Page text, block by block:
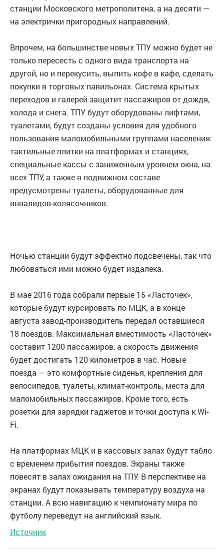
станции Московского метрополитена, а на десяти —
на электрички пригородных направлений.
Впрочем, на большинстве новых ТПУ можно будет не
только пересесть с одного вида транспорта на
другой, но и перекусить, выпить кофе в кафе, сделать
покупки в торговых павильонах. Система крытых
переходов и галерей защитит пассажиров от дождя,
холода и снега. ТПУ будут оборудованы лифтами,
туалетами, будут созданы условия для удобного
пользования маломобильными группами населения:
тактильные плитки на платформах и станциях,
специальные кассы с заниженным уровнем окна, на
всех ТПУ, а также в подвижном составе
предусмотрены туалеты, оборудованные для
инвалидов-колясочников.
Ночью станции будут эффектно подсвечены, так что
любоваться ими можно будет издалека.
В мае 2016 года собрали первые 15 «Ласточек»,
которые будут курсировать по МЦК, а в конце
августа завод-производитель передал оставшиеся
18 поездов. Максимальная вместимость «Ласточек»
составит 1200 пассажиров, а скорость движения
будет достигать 120 километров в час. Новые
поезда — это комфортные сиденья, крепления для
велосипедов, туалеты, климат-контроль, места для
маломобильных пассажиров. Кроме того, есть
розетки для зарядки гаджетов и точки доступа к Wi-
Fi.
На платформах МЦК и в кассовых залах будут табло
с временем прибытия поездов. Экраны также
повесят в залах ожидания на ТПУ. В перспективе на
экранах будут показывать температуру воздуха на
станции. А всю навигацию к чемпионату мира по
футболу переведут на английский язык.
Источник